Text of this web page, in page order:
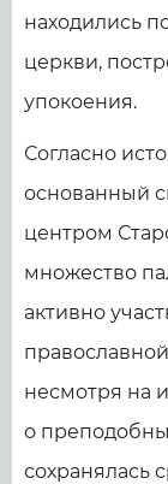
находились
церкви,
упокоения.
Согласно
основанный
центром
множество
активно
несмотря на
о
сохранялась